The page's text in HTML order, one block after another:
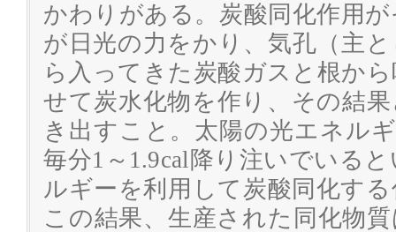
かわりがある。炭酸同化作用
が日光の力をかり、気孔（主
ら入ってきた炭酸ガスと根か
せて炭水化物を作り、その結
き出すこと。太陽の光エネル
毎分1～1.9cal降り注いでいる
ルギーを利用して炭酸同化す
この結果、生産された同化物